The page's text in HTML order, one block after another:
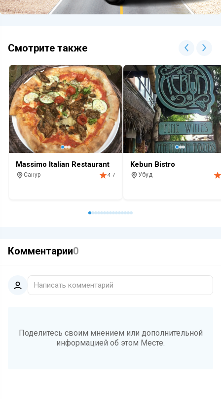
Смотрите также
Massimo Italian Restaurant
Санур
4.7
Kebun Bistro
Убуд
Комментарии0
Написать комментарий
Поделитесь своим мнением или дополнительной
информацией об этом Месте.